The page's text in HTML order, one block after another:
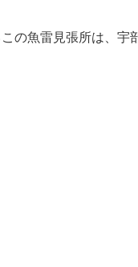
の魚雷見張所は、宇